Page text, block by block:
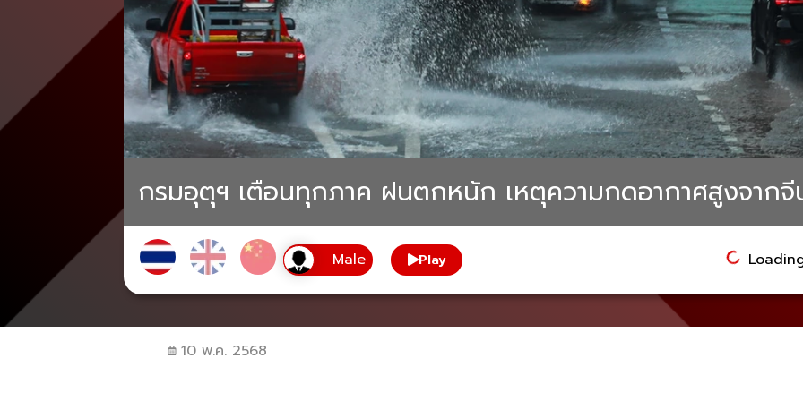
กรมอุตุฯ เตือนทุกภาค ฝนตกหนัก เหตุความกดอากาศสูงจาก
Play
10 พ.ค. 2568